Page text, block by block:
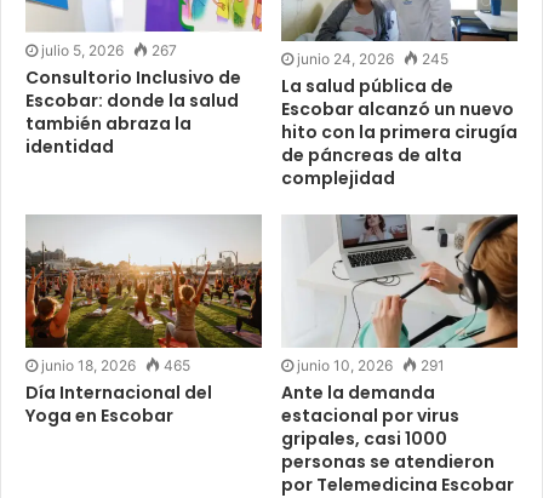
julio 5, 2026 267
Consultorio Inclusivo de
Escobar: donde la salud
también abraza la
identidad
junio 24, 2026 245
La salud pública de
Escobar alcanzó un nuevo
hito con la primera cirugía
de páncreas de alta
complejidad
junio 18, 2026 465
Día Internacional del
Yoga en Escobar
junio 10, 2026 291
Ante la demanda
estacional por virus
gripales, casi 1000
personas se atendieron
por Telemedicina Escobar